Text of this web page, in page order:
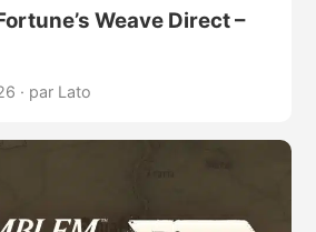
Weave Direct –
· par Lato